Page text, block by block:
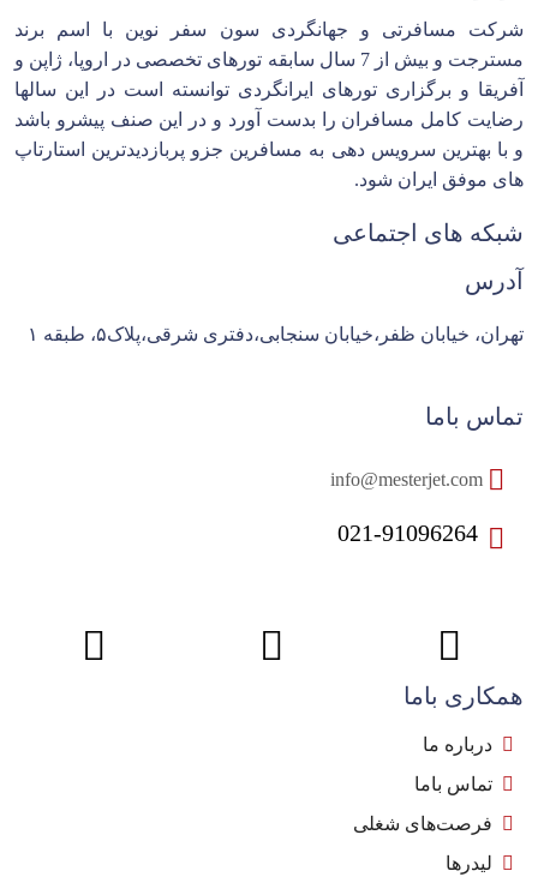
شرکت مسافرتی و جهانگردی سون سفر نوین با اسم برند
مسترجت و بیش از 7 سال سابقه تورهای تخصصی در اروپا، ژاپن و
آفریقا و برگزاری تورهای ایرانگردی توانسته است در این سالها
رضایت کامل مسافران را بدست آورد و در این صنف پیشرو باشد
و با بهترین سرویس دهی به مسافرین جزو پربازدیدترین استارتاپ
های موفق ایران شود.
شبکه های اجتماعی
آدرس
تهران، خیابان ظفر،خیابان سنجابی،دفتری شرقی،پلاک۵، طبقه ۱
تماس باما
021-91096264
همکاری باما
درباره ما
تماس باما
فرصت‌های شغلی
لیدرها